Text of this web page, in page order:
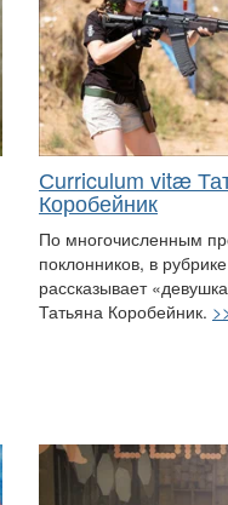
Сurriculum vitæ
Коробейник
По многочисленным
поклонников, в
рассказывает
Татьяна Коробейник.